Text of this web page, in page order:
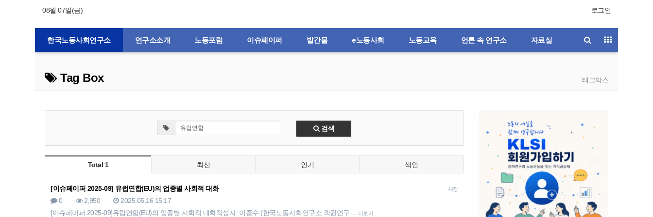
08월 07일(금) 로그인
한국노동사회연구소 연구소소개 노동포럼 이슈페이퍼 발간물 e노동사회 노동교육 언론 속 연구소 자료실
Tag Box 태그박스
검색
Total 1 최신 인기 색인
새창
[이슈페이퍼 2025-09] 유럽연합(EU)의 업종별 사회적 대화
0
2,950
2025.05.16 15:17
[이슈페이퍼 2025-09]유럽연합(EU)의 업종별 사회적 대화 작성자: 이종수 (한국노동사회연구소 객원연구…
더보기